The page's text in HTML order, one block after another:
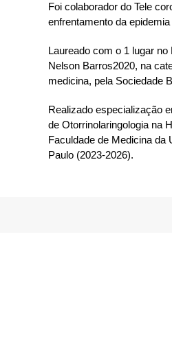
Foi colaborador do Tele
enfrentamento da
Laureado com o 1 lugar
Nelson Barros2020, na
medicina, pela Sociedade
Realizado especialização
de Otorrinolaringologia na
Faculdade de Medicina da
Paulo (2023-2026).